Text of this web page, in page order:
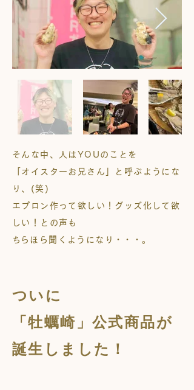
そんな中、人はYOUのことを
「オイスターお兄さん」と呼ぶようにな
り、(笑)
エプロン作って 欲しい！グッズ化して欲
しい！との声も
​ちらほら聞くようになり・・・。
ついに
「牡蠣崎」公式商品が
誕生しました！